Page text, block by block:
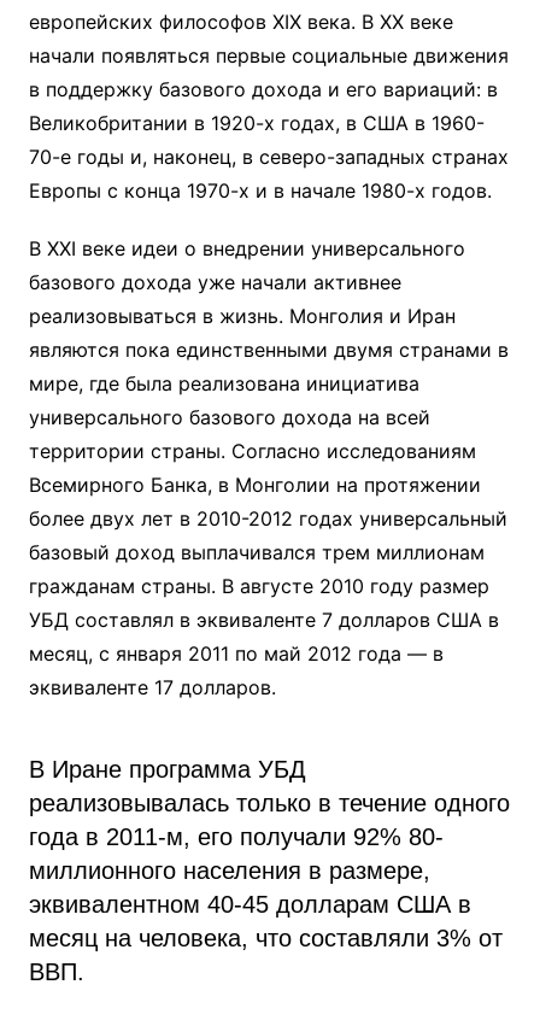
европейских философов XIX века. В XX веке
начали появляться первые социальные движения
в поддержку базового дохода и его вариаций: в
Великобритании в 1920-х годах, в США в 1960-
70-е годы и, наконец, в северо-западных странах
Европы с конца 1970-х и в начале 1980-х годов.
В XXI веке идеи о внедрении универсального
базового дохода уже начали активнее
реализовываться в жизнь. Монголия и Иран
являются пока единственными двумя странами в
мире, где была реализована инициатива
универсального базового дохода на всей
территории страны. Согласно исследованиям
Всемирного Банка, в Монголии на протяжении
более двух лет в 2010-2012 годах универсальный
базовый доход выплачивался трем миллионам
гражданам страны. В августе 2010 году размер
УБД составлял в эквиваленте 7 долларов США в
месяц, с января 2011 по май 2012 года — в
эквиваленте 17 долларов.
B Иране программа УБД
реализовывалась только в течение одного
года в 2011-м, его получали 92% 80-
миллионного населения в размере,
эквивалентном 40-45 долларам США в
месяц на человека, что составляли 3% от
ВВП.